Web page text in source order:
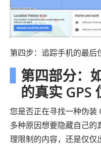
第四步：追踪手机的最后
第四部分：
的真实 GPS
您是否正在寻找一种伪装
多种原因想要隐藏自己
理限制的内容，还是仅仅